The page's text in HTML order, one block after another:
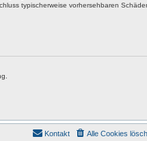
typischerweise vorhersehbaren
Alle Cookies
Kontakt